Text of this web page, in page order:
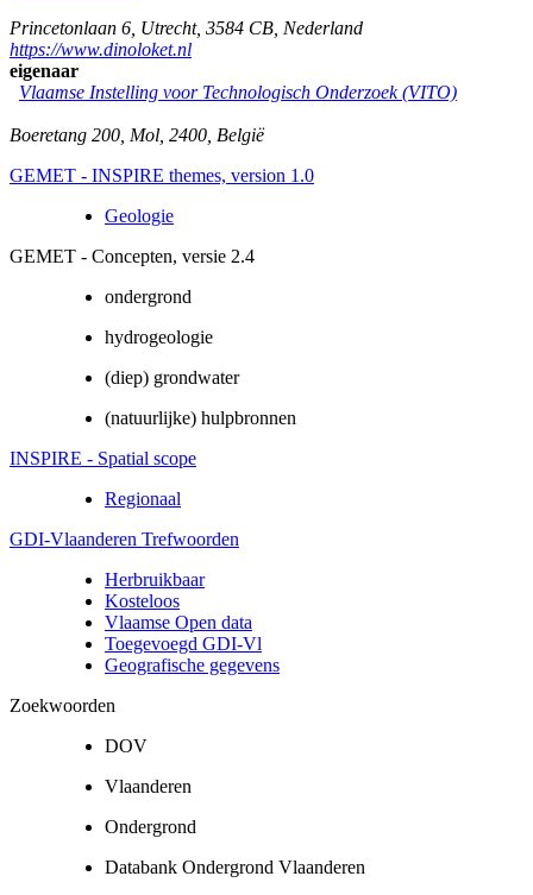
Princetonlaan 6 Utrecht, 3584 CB Nederland
https://www.dinoloket.nl
eigenaar
Vlaamse Instelling voor Technologisch Onderzoek (VITO)
Boeretang 200 Mol 2400 België
GEMET - INSPIRE themes, version 1.0
Geologie
GEMET - Concepten, versie 2.4
ondergrond
hydrogeologie
(diep) grondwater
(natuurlijke) hulpbronnen
INSPIRE - Spatial scope
Regionaal
GDI-Vlaanderen Trefwoorden
Herbruikbaar
Kosteloos
Vlaamse Open data
Toegevoegd GDI-Vl
Geografische gegevens
Zoekwoorden
DOV
Vlaanderen
Ondergrond
Databank Ondergrond Vlaanderen